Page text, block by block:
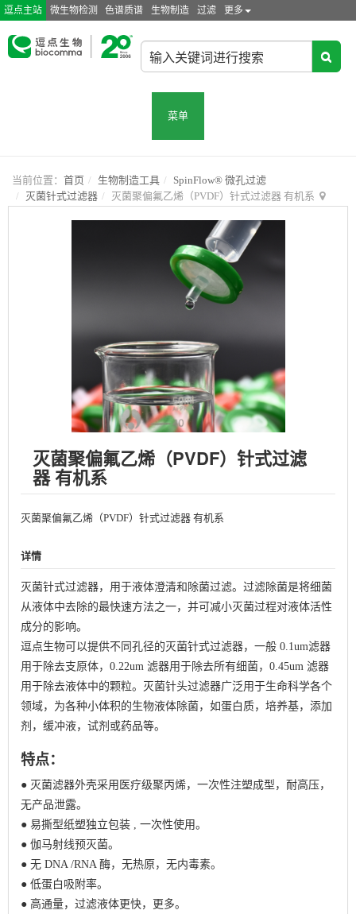
逗点主站 微生物检测 色谱质谱 生物制造 过滤 更多
菜单
当前位置： 首页 生物制造工具
SpinFlow® 微孔过滤
灭菌针式过滤器
灭菌聚偏氟乙烯（PVDF）针式过滤器 有机系
灭菌聚偏氟乙烯（PVDF）针式过滤
器 有机系
灭菌聚偏氟乙烯（PVDF）针式过滤器 有机系
详情
灭菌针式过滤器，用于液体澄清和除菌过滤。过滤除菌是将细菌
从液体中去除的最快速方法之一，并可减小灭菌过程对液体活性
成分的影响。
逗点生物可以提供不同孔径的灭菌针式过滤器，一般 0.1um滤器
用于除去支原体，0.22um 滤器用于除去所有细菌，0.45um 滤器
用于除去液体中的颗粒。灭菌针头过滤器广泛用于生命科学各个
领域，为各种小体积的生物液体除菌，如蛋白质，培养基，添加
剂，缓冲液，试剂或药品等。
特点：
● 灭菌滤器外壳采用医疗级聚丙烯，一次性注塑成型，耐高压，
无产品泄露。
● 易撕型纸塑独立包装 , 一次性使用。
● 伽马射线预灭菌。
● 无 DNA /RNA 酶，无热原，无内毒素。
● 低蛋白吸附率。
● 高通量，过滤液体更快，更多。